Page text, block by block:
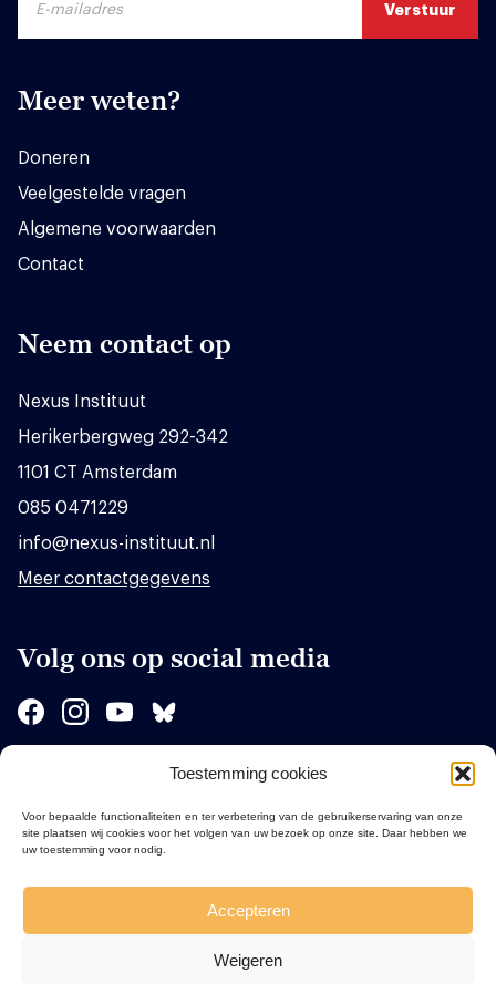
Toestemming cookies
Voor bepaalde functionaliteiten en ter verbetering van de gebruikerservaring van onze
site plaatsen wij cookies voor het volgen van uw bezoek op onze site. Daar hebben we
uw toestemming voor nodig.
Accepteren
Weigeren
Meer weten?
Doneren
Veelgestelde vragen
Algemene voorwaarden
Contact
Neem contact op
Nexus Instituut
Herikerbergweg 292-342
1101 CT Amsterdam
085 0471229
info@nexus-instituut.nl
Meer contactgegevens
Volg ons op social media